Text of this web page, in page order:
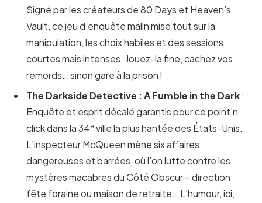
Signé par les créateurs de 80 Days et Heaven’s
Vault, ce jeu d’enquête malin mise tout sur la
manipulation, les choix habiles et des sessions
courtes mais intenses. Jouez-la fine, cachez vos
remords… sinon gare à la prison !
The Darkside Detective : A Fumble in the Dark:
Enquête et esprit décalé garantis pour ce point’n
click dans la 34e ville la plus hantée des États-Unis.
L’inspecteur McQueen mène six affaires
dangereuses et barrées, où l’on lutte contre les
mystères macabres du Côté Obscur – direction
fête foraine ou maison de retraite… L’humour, ici,